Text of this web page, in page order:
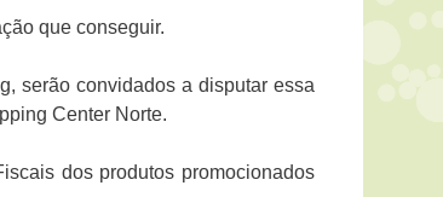
que conseguir.
serão convidados a disputar essa
Center Norte.
dos produtos promocionados